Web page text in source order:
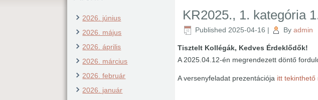
2026. június
2026. május
2026. április
2026. március
2026. február
2026. január
KR2025., 1. kategória
Published 2025-04-16 | By admin
Tisztelt Kollégák, Kedves Érdeklődők!
A 2025.04.12-én megrendezett döntő
A versenyfeladat prezentációja itt tekinthető